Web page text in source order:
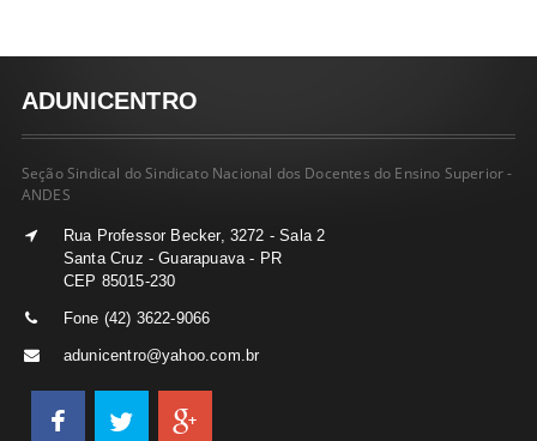
ADUNICENTRO
Seção Sindical do Sindicato Nacional dos Docentes do Ensino Superior -
ANDES
Rua Professor Becker, 3272 - Sala 2
Santa Cruz - Guarapuava - PR
CEP 85015-230
Fone (42) 3622-9066
adunicentro@yahoo.com.br